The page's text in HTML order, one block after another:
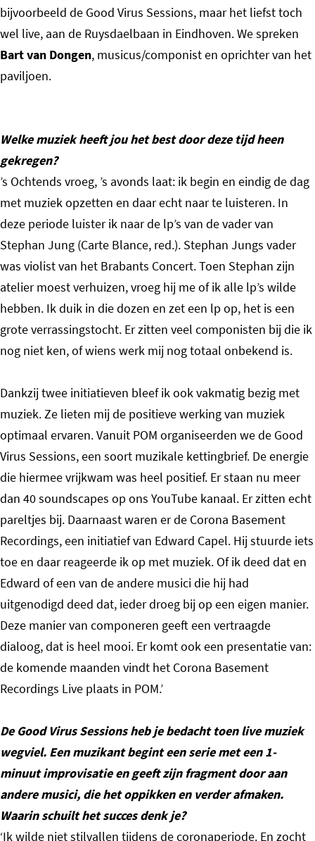
bijvoorbeeld de Good Virus Sessions, maar het liefst toch
wel live, aan de Ruysdaelbaan in Eindhoven. We spreken
Bart van Dongen, musicus/componist en oprichter van het
paviljoen.
Welke muziek heeft jou het best door deze tijd heen
gekregen?
’s Ochtends vroeg, ’s avonds laat: ik begin en eindig de dag
met muziek opzetten en daar echt naar te luisteren. In
deze periode luister ik naar de lp’s van de vader van
Stephan Jung (Carte Blance, red.). Stephan Jungs vader
was violist van het Brabants Concert. Toen Stephan zijn
atelier moest verhuizen, vroeg hij me of ik alle lp’s wilde
hebben. Ik duik in die dozen en zet een lp op, het is een
grote verrassingstocht. Er zitten veel componisten bij die ik
nog niet ken, of wiens werk mij nog totaal onbekend is.
Dankzij twee initiatieven bleef ik ook vakmatig bezig met
muziek. Ze lieten mij de positieve werking van muziek
optimaal ervaren. Vanuit POM organiseerden we de Good
Virus Sessions, een soort muzikale kettingbrief. De energie
die hiermee vrijkwam was heel positief. Er staan nu meer
dan 40 soundscapes op ons YouTube kanaal. Er zitten echt
pareltjes bij. Daarnaast waren er de Corona Basement
Recordings, een initiatief van Edward Capel. Hij stuurde iets
toe en daar reageerde ik op met muziek. Of ik deed dat en
Edward of een van de andere musici die hij had
uitgenodigd deed dat, ieder droeg bij op een eigen manier.
Deze manier van componeren geeft een vertraagde
dialoog, dat is heel mooi. Er komt ook een presentatie van:
de komende maanden vindt het Corona Basement
Recordings Live plaats in POM.’
De Good Virus Sessions heb je bedacht toen live muziek
wegviel. Een muzikant begint een serie met een 1-
minuut improvisatie en geeft zijn fragment door aan
andere musici, die het oppikken en verder afmaken.
Waarin schuilt het succes denk je?
‘Ik wilde niet stilvallen tijdens de coronaperiode. En zocht